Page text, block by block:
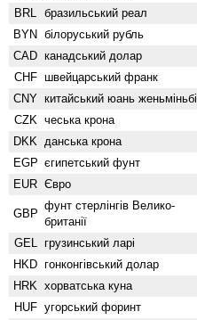
BRL бразильський реал
BYN білоруський рубль
CAD канадський долар
CHF швейцарський франк
CNY китайський юань женьмiньбi
CZK чеська крона
DKK данська крона
EGP єгипетський фунт
EUR Євро
GBP
фунт стерлінгів Велико­
британії
GEL грузинський ларі
HKD гонконгівський долар
HRK хорватська куна
HUF угорський форинт